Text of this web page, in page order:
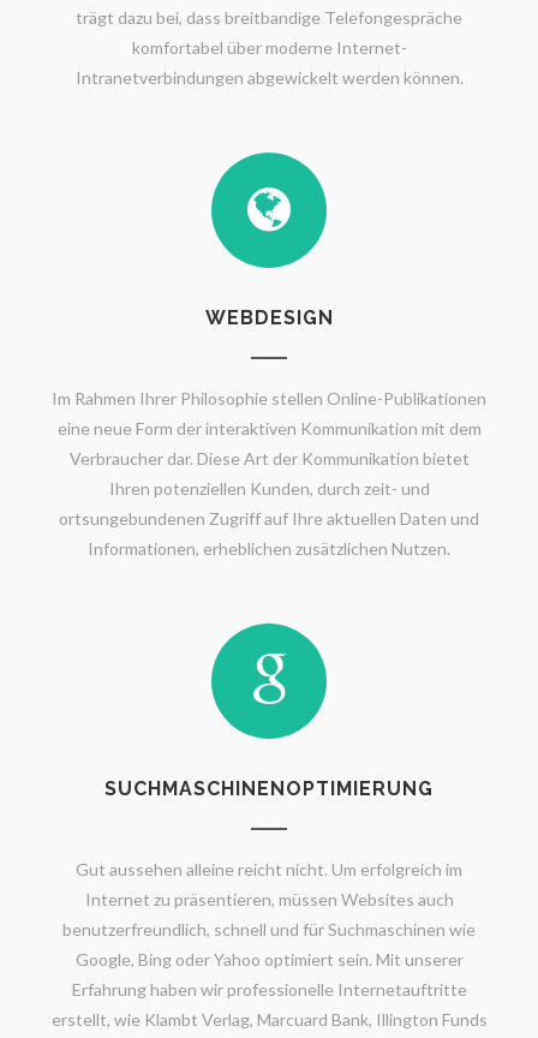
trägt dazu bei, dass breitbandige Telefongespräche
komfortabel über moderne Internet-
Intranetverbindungen abgewickelt werden können.
WEBDESIGN
Im Rahmen Ihrer Philosophie stellen Online-Publikationen
eine neue Form der interaktiven Kommunikation mit dem
Verbraucher dar. Diese Art der Kommunikation bietet
Ihren potenziellen Kunden, durch zeit- und
ortsungebundenen Zugriff auf Ihre aktuellen Daten und
Informationen, erheblichen zusätzlichen Nutzen.
SUCHMASCHINENOPTIMIERUNG
Gut aussehen alleine reicht nicht. Um erfolgreich im
Internet zu präsentieren, müssen Websites auch
benutzerfreundlich, schnell und für Suchmaschinen wie
Google, Bing oder Yahoo optimiert sein. Mit unserer
Erfahrung haben wir professionelle Internetauftritte
erstellt, wie Klambt Verlag, Marcuard Bank, Illington Funds